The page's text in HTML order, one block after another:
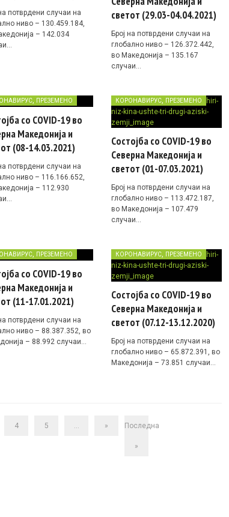
потврдени случаи на
ниво – 130.459.184,
– 142.034
светот (29.03-04.04.2021)
Број на потврдени случаи на
глобално ниво – 126.372.442,
во Македонија – 135.167
случаи…
, ПРЕЗЕМЕНО
со COVID-19 во
Македонија и
(08-14.03.2021)
потврдени случаи на
ниво – 116.166.652,
– 112.930
КОРОНАВИРУС, ПРЕЗЕМЕНО
Состојба со COVID-19 во
Северна Македонија и
светот (01-07.03.2021)
Број на потврдени случаи на
глобално ниво – 113.472.187,
во Македонија – 107.479
случаи…
, ПРЕЗЕМЕНО
со COVID-19 во
Македонија и
(11-17.01.2021)
потврдени случаи на
ниво – 88.387.352, во
– 88.992 случаи…
КОРОНАВИРУС, ПРЕЗЕМЕНО
Состојба со COVID-19 во
Северна Македонија и
светот (07.12-13.12.2020)
Број на потврдени случаи на
глобално ниво – 65.872.391, во
Македонија – 73.851 случаи…
4 5 ... » Последна
»